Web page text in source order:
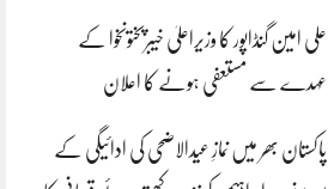
علی امین گنڈاپور کا وزیراعلیٰ خیبرپختونخوا کے
عہدے سے مستعفی ہونے کا اعلان
پاکستان بھر میں نمازِ عیدالاضحی کی ادائیگی کے